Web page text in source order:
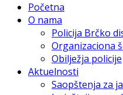
Početna
O nama
Policija Brčko
Organizaciona
Obilježja policije
Aktuelnosti
Saopštenja za